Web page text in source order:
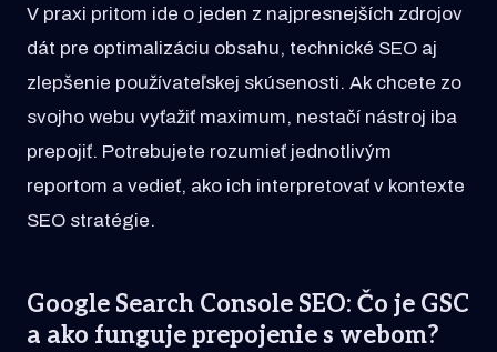
V praxi pritom ide o jeden z najpresnejších zdrojov
dát pre optimalizáciu obsahu, technické SEO aj
zlepšenie používateľskej skúsenosti. Ak chcete zo
svojho webu vyťažiť maximum, nestačí nástroj iba
prepojiť. Potrebujete rozumieť jednotlivým
reportom a vedieť, ako ich interpretovať v kontexte
SEO stratégie.
Google Search Console SEO: Čo je GSC
a ako funguje prepojenie s webom?